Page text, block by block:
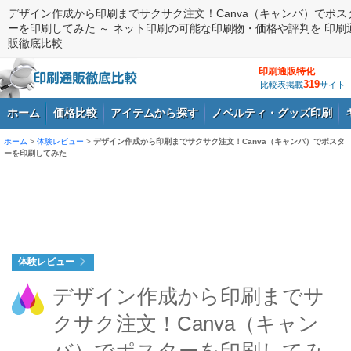
デザイン作成から印刷までサクサク注文！Canva（キャンバ）でポス
ーを印刷してみた ～ ネット印刷の可能な印刷物・価格や評判を 印刷
販徹底比較
印刷通販特化
比較表掲載319サイト
ホーム 価格比較 アイテムから探す ノベルティ・グッズ印刷
ホーム > 体験レビュー > デザイン作成から印刷までサクサク注文！Canva（キャンバ）でポスタ
ーを印刷してみた
体験レビュー
デザイン作成から印刷までサ
クサク注文！Canva（キャン